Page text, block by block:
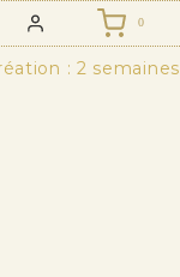
0
: 2 semaines